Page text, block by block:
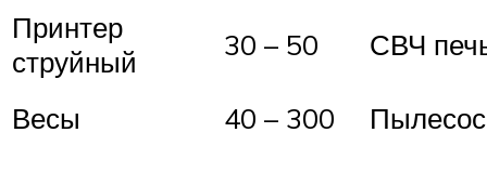
Принтер
струйный
30 – 50 СВЧ
Весы 40 – 300 Пылесос